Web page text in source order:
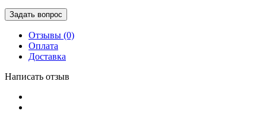
Задать вопрос
Отзывы (0)
Оплата
Доставка
Написать отзыв